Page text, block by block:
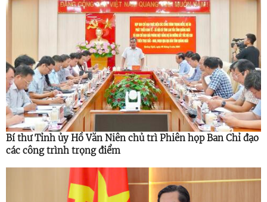
Bí thư Tỉnh ủy Hồ Văn Niên chủ trì Phiên họp Ban Chỉ đạo
các công trình trọng điểm